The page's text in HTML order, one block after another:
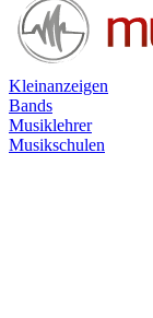
Kleinanzeigen
Bands
Musiklehrer
Musikschulen